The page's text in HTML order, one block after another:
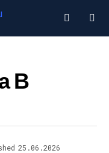
В
25.06.2026